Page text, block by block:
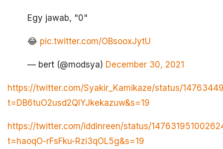
Egy jawab, "0"
😂 pic.twitter.com/OBsooxJytU
— bert (@modsya) December 30, 2021
https://twitter.com/Syakir_Kamikaze/status/
t=DB6tuO2usd2QlYJkekazuw&s=19
https://twitter.com/iddinreen/status/
t=haoqO-rFsFku-Rzi3qOL5g&s=19